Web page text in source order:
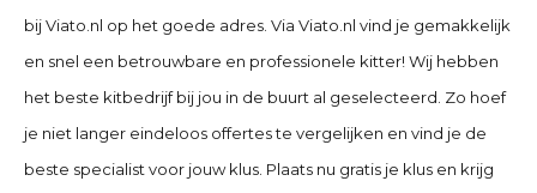
bij Viato.nl op het goede adres. Via Viato.nl vind je gemakkelijk
en snel een betrouwbare en professionele kitter! Wij hebben
het beste kitbedrijf bij jou in de buurt al geselecteerd. Zo hoef
je niet langer eindeloos offertes te vergelijken en vind je de
beste specialist voor jouw klus. Plaats nu gratis je klus en krijg